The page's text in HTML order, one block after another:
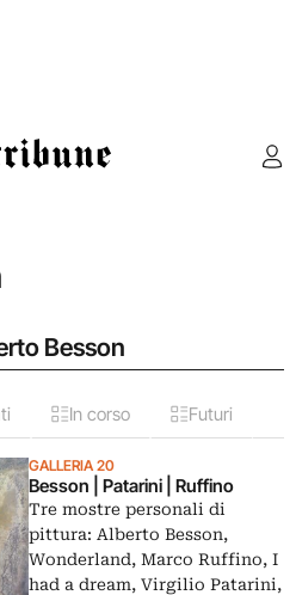
Besson
In corso Futuri
GALLERIA 20
Besson | Patarini | Ruffino
Tre mostre personali di
pittura: Alberto Besson,
Wonderland, Marco Ruffino, I
had a dream, Virgilio Patarini,